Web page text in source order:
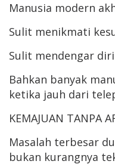
Manusia modern
Sulit menikmati
Sulit mendengar
Bahkan banyak
ketika jauh dari
KEMAJUAN TANPA
Masalah terbesar
bukan kurangnya